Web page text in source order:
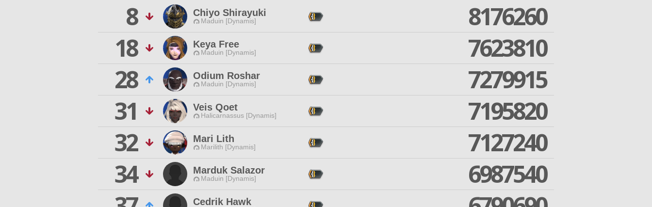
8 Chiyo Shirayuki
Maduin [Dynamis]
8176260
18
Keya Free
Maduin [Dynamis]
7623810
28
Odium Roshar
Maduin [Dynamis]
7279915
31
Veis Qoet
Halicarnassus [Dynamis]
7195820
32
Mari Lith
Marilith [Dynamis]
7127240
34
Marduk Salazor
Maduin [Dynamis]
6987540
Cedrik Hawk